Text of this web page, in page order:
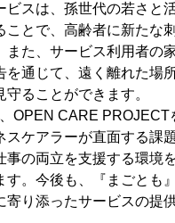
ビスは、孫世代の若さと
ことで、高齢者に新たな
また、サービス利用者の
を通じて、遠く離れた場
ることができます。
OPEN CARE PROJECT
スケアラーが直面する課
の両立を支援する環境
す。今後も、『まごとも
寄り添ったサービスの提